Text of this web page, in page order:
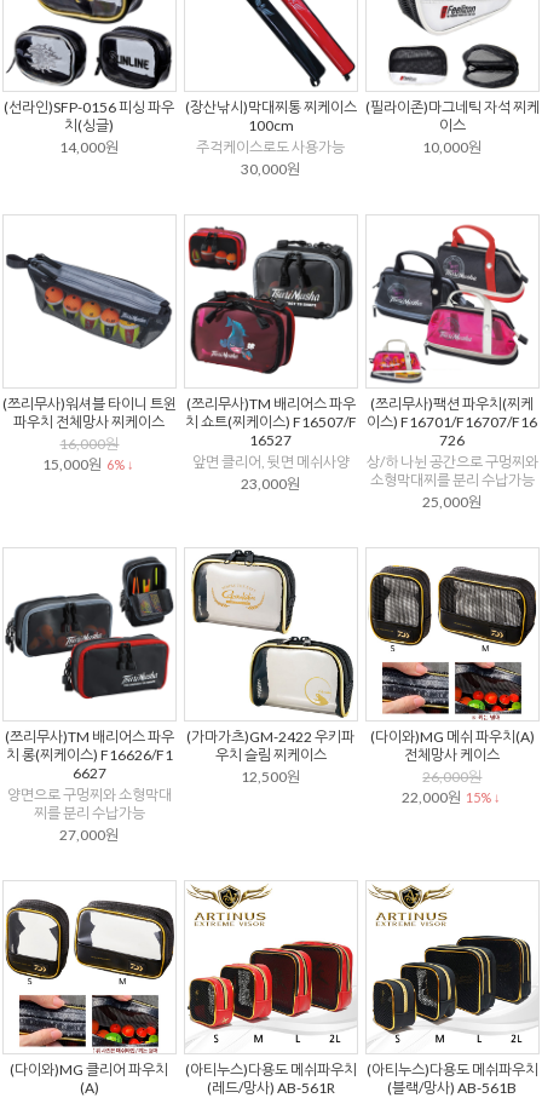
(선라인)SFP-0156 피싱 파우
치(싱글)
14,000원
(장산낚시)막대찌통 찌케이스
100cm
주걱케이스로도 사용가능
30,000원
(필라이존)마그네틱 자석 찌케
이스
10,000원
(쯔리무사)워셔블 타이니 트윈
파우치 전체망사 찌케이스
16,000원
15,000원 6% ↓
(쯔리무사)TM 배리어스 파우
치 쇼트(찌케이스) F16507/F
16527
앞면 클리어, 뒷면 메쉬사양
23,000원
(쯔리무사)팩션 파우치(찌케
이스) F16701/F16707/F16
726
상/하 나뉜 공간으로 구멍찌와
소형막대찌를 분리 수납가능
25,000원
(쯔리무사)TM 배리어스 파우
치 롱(찌케이스) F16626/F1
6627
양면으로 구멍찌와 소형막대
찌를 분리 수납가능
27,000원
(가마가츠)GM-2422 우키파
우치 슬림 찌케이스
12,500원
(다이와)MG 메쉬 파우치(A)
전체망사 케이스
26,000원
22,000원 15% ↓
(다이와)MG 클리어 파우치
(A)
(아티누스)다용도 메쉬파우치
(레드/망사) AB-561R
(아티누스)다용도 메쉬파우치
(블랙/망사) AB-561B